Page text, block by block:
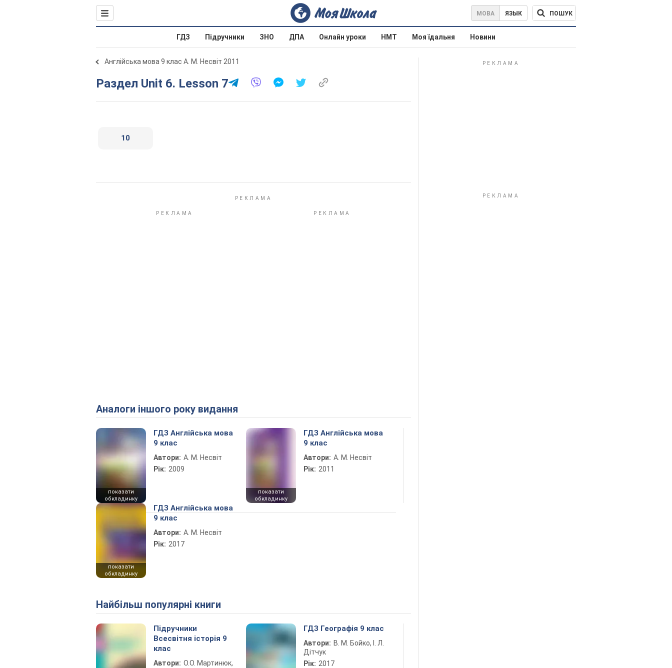
МОВА ЯЗЫК ПОШУК
ГДЗ Підручники ЗНО ДПА Онлайн уроки НМТ Моя їдальня Новини
Англійська мова 9 клас А. М. Несвіт 2011
Раздел Unit 6. Lesson 7
10
Аналоги іншого року видання
показати
обкладинку
ГДЗ Англійська мова
9 клас
Автори: А. М. Несвіт
Рік: 2009
показати
обкладинку
ГДЗ Англійська мова
9 клас
Автори: А. М. Несвіт
Рік: 2011
показати
обкладинку
ГДЗ Англійська мова
9 клас
Автори: А. М. Несвіт
Рік: 2017
Найбільш популярні книги
Підручники
Всесвітня історія 9
клас
Автори: О.О. Мартинюк,
ГДЗ Географія 9 клас
Автори: В. М. Бойко, І. Л.
Дітчук
Рік: 2017